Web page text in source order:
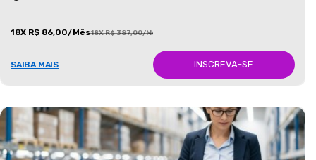
18X R$ 86,00/Mês18X R$ 387,00/Mês
SAIBA MAIS INSCREVA-SE